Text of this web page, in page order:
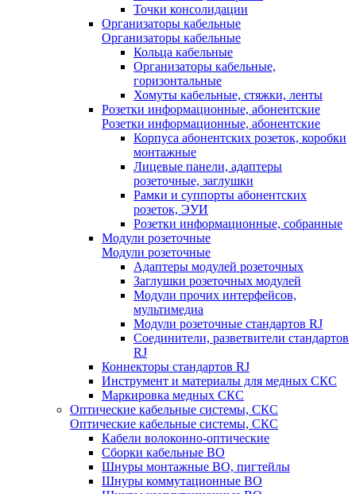
Точки консолидации
Организаторы кабельные
Организаторы кабельные
Кольца кабельные
Организаторы кабельные,
горизонтальные
Хомуты кабельные, стяжки, ленты
Розетки информационные, абонентские
Розетки информационные, абонентские
Корпуса абонентских розеток, коробки
монтажные
Лицевые панели, адаптеры
розеточные, заглушки
Рамки и суппорты абонентских
розеток, ЭУИ
Розетки информационные, собранные
Модули розеточные
Модули розеточные
Адаптеры модулей розеточных
Заглушки розеточных модулей
Модули прочих интерфейсов,
мультимедиа
Модули розеточные стандартов RJ
Соединители, разветвители стандартов
RJ
Коннекторы стандартов RJ
Инструмент и материалы для медных СКС
Маркировка медных СКС
Оптические кабельные системы, СКС
Оптические кабельные системы, СКС
Кабели волоконно-оптические
Сборки кабельные ВО
Шнуры монтажные ВО, пигтейлы
Шнуры коммутационные ВО